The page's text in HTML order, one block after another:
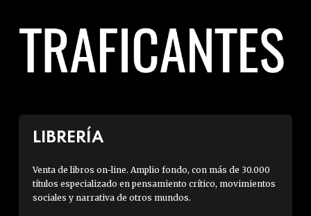
LIBRERÍA
Venta de libros on-line. Amplio fondo, con más de 30.000
títulos especializado en pensamiento crítico, movimientos
sociales y narrativa de otros mundos.